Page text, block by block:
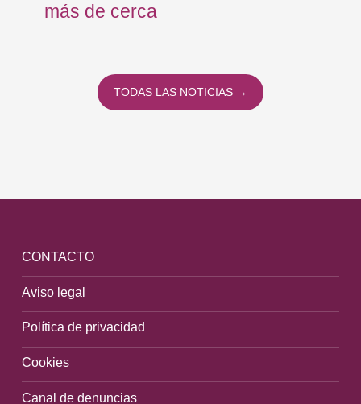
más de cerca
TODAS LAS NOTICIAS →
CONTACTO
Aviso legal
Política de privacidad
Cookies
Canal de denuncias